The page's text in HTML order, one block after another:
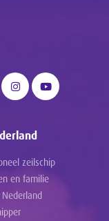
zeilschip
en familie